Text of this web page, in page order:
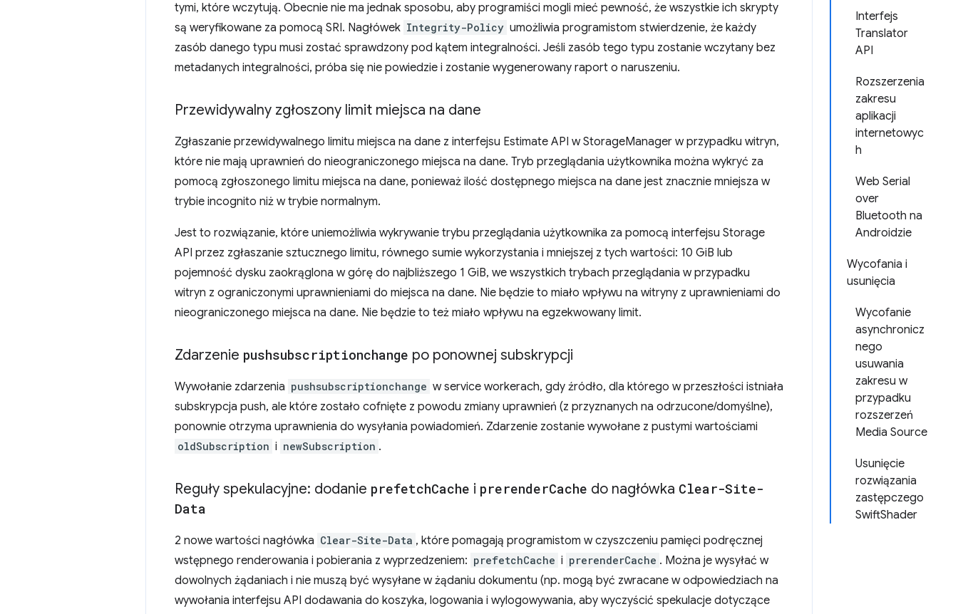
Interfejs
Translator
API
Rozszerzenia
zakresu
aplikacji
internetowyc
h
Web Serial
over
Bluetooth na
Androidzie
Wycofania i
usunięcia
Wycofanie
asynchronicz
nego
usuwania
zakresu w
przypadku
rozszerzeń
Media Source
Usunięcie
rozwiązania
zastępczego
SwiftShader
tymi, które wczytują. Obecnie nie ma jednak sposobu, aby programiści mogli mieć pewność, że wszystkie ich skrypty
są weryfikowane za pomocą SRI. Nagłówek Integrity-Policy umożliwia programistom stwierdzenie, że każdy
zasób danego typu musi zostać sprawdzony pod kątem integralności. Jeśli zasób tego typu zostanie wczytany bez
metadanych integralności, próba się nie powiedzie i zostanie wygenerowany raport o naruszeniu.
Przewidywalny zgłoszony limit miejsca na dane
Zgłaszanie przewidywalnego limitu miejsca na dane z interfejsu Estimate API w StorageManager w przypadku witryn,
które nie mają uprawnień do nieograniczonego miejsca na dane. Tryb przeglądania użytkownika można wykryć za
pomocą zgłoszonego limitu miejsca na dane, ponieważ ilość dostępnego miejsca na dane jest znacznie mniejsza w
trybie incognito niż w trybie normalnym.
Jest to rozwiązanie, które uniemożliwia wykrywanie trybu przeglądania użytkownika za pomocą interfejsu Storage
API przez zgłaszanie sztucznego limitu, równego sumie wykorzystania i mniejszej z tych wartości: 10 GiB lub
pojemność dysku zaokrąglona w górę do najbliższego 1 GiB, we wszystkich trybach przeglądania w przypadku
witryn z ograniczonymi uprawnieniami do miejsca na dane. Nie będzie to miało wpływu na witryny z uprawnieniami do
nieograniczonego miejsca na dane. Nie będzie to też miało wpływu na egzekwowany limit.
Zdarzenie pushsubscriptionchange po ponownej subskrypcji
Wywołanie zdarzenia pushsubscriptionchange w service workerach, gdy źródło, dla którego w przeszłości istniała
subskrypcja push, ale które zostało cofnięte z powodu zmiany uprawnień (z przyznanych na odrzucone/domyślne),
ponownie otrzyma uprawnienia do wysyłania powiadomień. Zdarzenie zostanie wywołane z pustymi wartościami
oldSubscription i newSubscription .
Reguły spekulacyjne: dodanie prefetchCache i prerenderCache do nagłówka Clear-Site-
Data
2 nowe wartości nagłówka Clear-Site-Data , które pomagają programistom w czyszczeniu pamięci podręcznej
wstępnego renderowania i pobierania z wyprzedzeniem: prefetchCache i prerenderCache . Można je wysyłać w
dowolnych żądaniach i nie muszą być wysyłane w żądaniu dokumentu (np. mogą być zwracane w odpowiedziach na
wywołania interfejsu API dodawania do koszyka, logowania i wylogowywania, aby wyczyścić spekulacje dotyczące